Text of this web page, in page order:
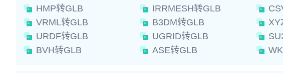
HMP转GLB
IRRMESH转GLB
VRML转GLB
B3DM转GLB
URDF转GLB
UGRID转GLB
BVH转GLB
ASE转GLB